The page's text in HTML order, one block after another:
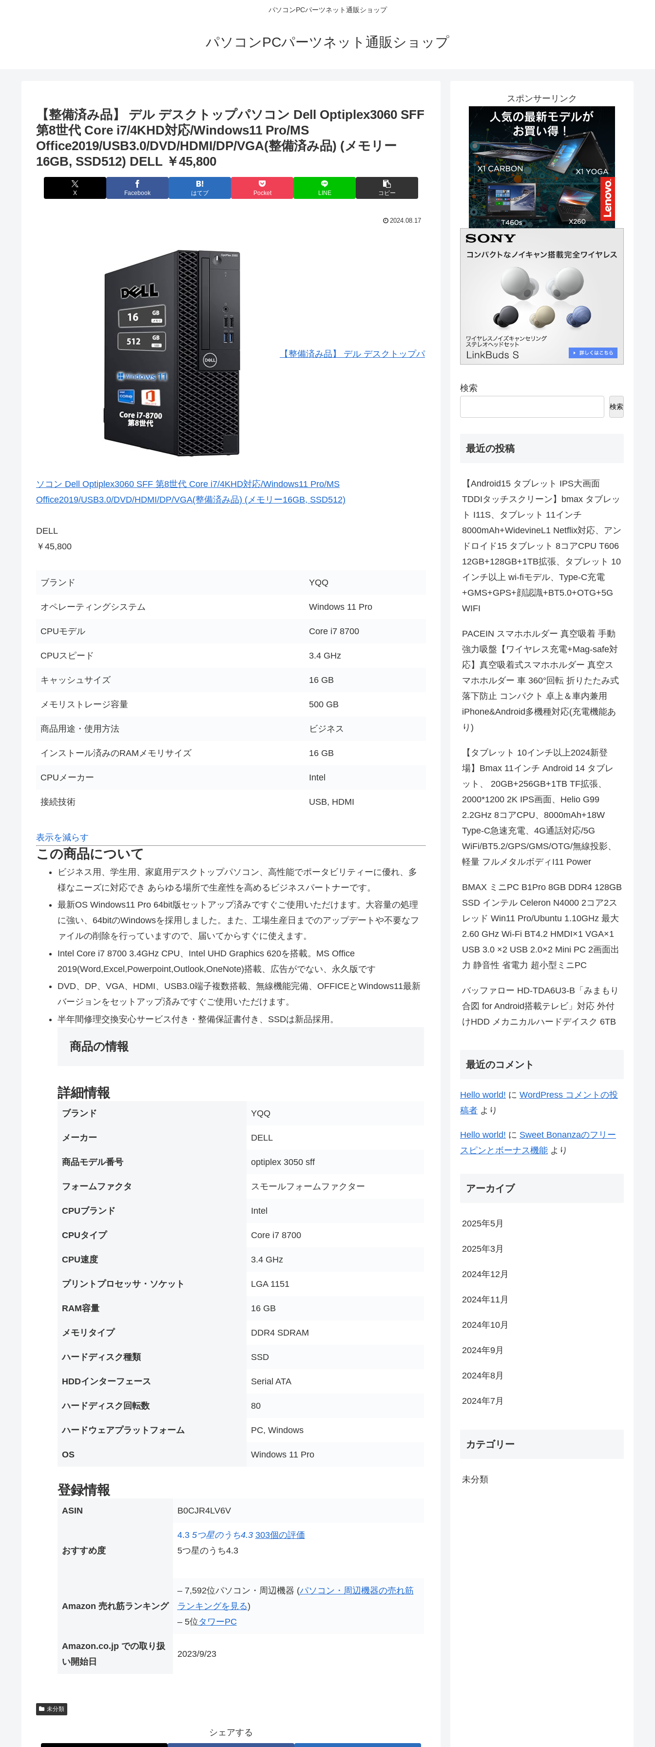
パソコンPCパーツネット通販ショップ
パソコンPCパーツネット通販ショップ
【整備済み品】 デル デスクトップパソコン Dell Optiplex3060 SFF
第8世代 Core i7/4KHD対応/Windows11 Pro/MS
Office2019/USB3.0/DVD/HDMI/DP/VGA(整備済み品) (メモリー
16GB, SSD512) DELL ￥45,800
X Facebook はてブ Pocket LINE コピー
2024.08.17
【整備済み品】 デル デスクトップパ
ソコン Dell Optiplex3060 SFF 第8世代 Core i7/4KHD対応/Windows11 Pro/MS
Office2019/USB3.0/DVD/HDMI/DP/VGA(整備済み品) (メモリー16GB, SSD512)
DELL
￥45,800
ブランド YQQ
オペレーティングシステム Windows 11 Pro
CPUモデル Core i7 8700
CPUスピード 3.4 GHz
キャッシュサイズ 16 GB
メモリストレージ容量 500 GB
商品用途・使用方法 ビジネス
インストール済みのRAMメモリサイズ 16 GB
CPUメーカー Intel
接続技術 USB, HDMI
表示を減らす
この商品について
ビジネス用、学生用、家庭用デスクトップパソコン、高性能でポータビリティーに優れ、多
様なニーズに対応でき あらゆる場所で生産性を高めるビジネスパートナーです。
最新OS Windows11 Pro 64bit版セットアップ済みですぐご使用いただけます。大容量の処理
に強い、64bitのWindowsを採用しました。また、工場生産日までのアップデートや不要なフ
ァイルの削除を行っていますので、届いてからすぐに使えます。
Intel Core i7 8700 3.4GHz CPU、Intel UHD Graphics 620を搭載。MS Office
2019(Word,Excel,Powerpoint,Outlook,OneNote)搭載、広告がでない、永久版です
DVD、DP、VGA、HDMI、USB3.0端子複数搭載、無線機能完備、OFFICEとWindows11最新
バージョンをセットアップ済みですぐご使用いただけます。
半年間修理交換安心サービス付き・整備保証書付き、SSDは新品採用。
商品の情報
詳細情報
ブランド ‎YQQ
メーカー ‎DELL
商品モデル番号 ‎optiplex 3050 sff
フォームファクタ ‎スモールフォームファクター
CPUブランド ‎Intel
CPUタイプ ‎Core i7 8700
CPU速度 ‎3.4 GHz
プリントプロセッサ・ソケット ‎LGA 1151
RAM容量 ‎16 GB
メモリタイプ ‎DDR4 SDRAM
ハードディスク種類 ‎SSD
HDDインターフェース ‎Serial ATA
ハードディスク回転数 ‎80
ハードウェアプラットフォーム ‎PC, Windows
OS ‎Windows 11 Pro
登録情報
ASIN B0CJR4LV6V
おすすめ度
4.3 5つ星のうち4.3 303個の評価
5つ星のうち4.3
Amazon 売れ筋ランキング
– 7,592位パソコン・周辺機器 (パソコン・周辺機器の売れ筋
ランキングを見る)
– 5位タワーPC
Amazon.co.jp での取り扱
い開始日
2023/9/23
未分類
シェアする
スポンサーリンク
検索
検索
最近の投稿
【Android15 タブレット IPS大画面
TDDIタッチスクリーン】bmax タブレッ
ト I11S、タブレット 11インチ
8000mAh+WidevineL1 Netflix対応、アン
ドロイド15 タブレット 8コアCPU T606
12GB+128GB+1TB拡張、タブレット 10
インチ以上 wi-fiモデル、Type-C充電
+GMS+GPS+顔認識+BT5.0+OTG+5G
WIFI
PACEIN スマホホルダー 真空吸着 手動
強力吸盤【ワイヤレス充電+Mag-safe対
応】真空吸着式スマホホルダー 真空ス
マホホルダー 車 360°回転 折りたたみ式
落下防止 コンパクト 卓上＆車内兼用
iPhone&Android多機種対応(充電機能あ
り)
【タブレット 10インチ以上2024新登
場】Bmax 11インチ Android 14 タブレ
ット、 20GB+256GB+1TB TF拡張、
2000*1200 2K IPS画面、Helio G99
2.2GHz 8コアCPU、8000mAh+18W
Type-C急速充電、4G通話対応/5G
WiFi/BT5.2/GPS/GMS/OTG/無線投影、
軽量 フルメタルボディI11 Power
BMAX ミニPC B1Pro 8GB DDR4 128GB
SSD インテル Celeron N4000 2コア2ス
レッド Win11 Pro/Ubuntu 1.10GHz 最大
2.60 GHz Wi-Fi BT4.2 HMDI×1 VGA×1
USB 3.0 ×2 USB 2.0×2 Mini PC 2画面出
力 静音性 省電力 超小型ミニPC
バッファロー HD-TDA6U3-B「みまもり
合図 for Android搭載テレビ」対応 外付
けHDD メカニカルハードデイスク 6TB
最近のコメント
Hello world! に WordPress コメントの投
稿者 より
Hello world! に Sweet Bonanzaのフリー
スピンとボーナス機能 より
アーカイブ
2025年5月
2025年3月
2024年12月
2024年11月
2024年10月
2024年9月
2024年8月
2024年7月
カテゴリー
未分類